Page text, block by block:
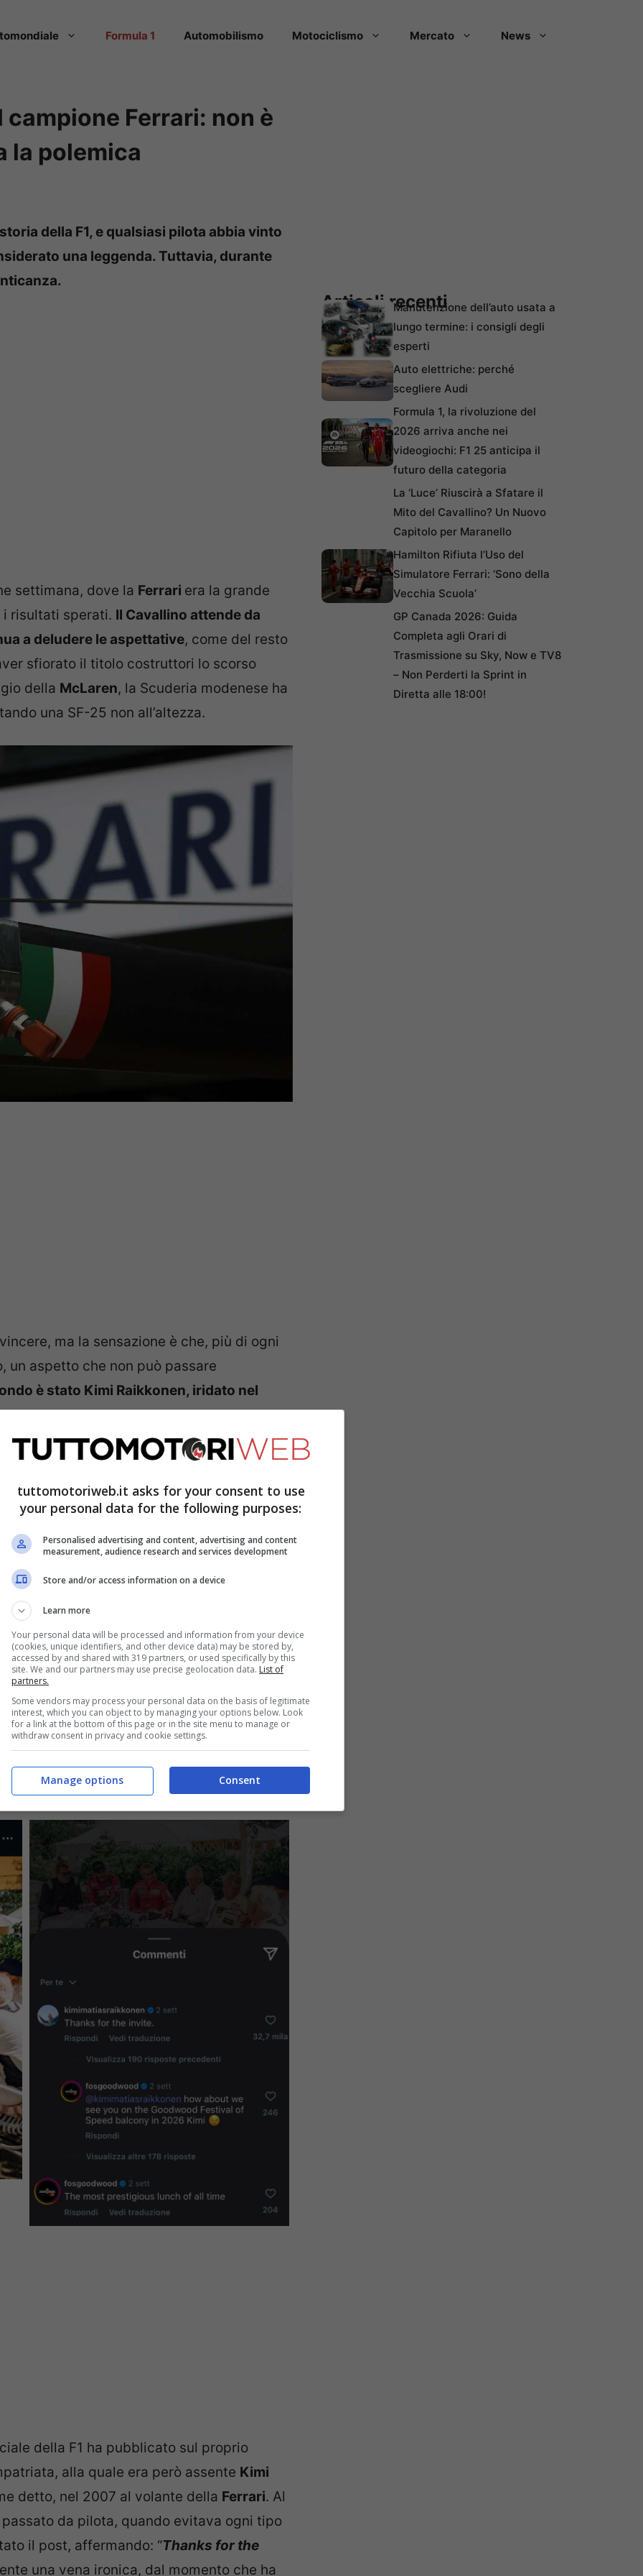
Formula 1 Automobilismo Motociclismo Mercato News
campione Ferrari: non è
la polemica
della F1, e qualsiasi pilota abbia vinto
una leggenda. Tuttavia, durante
settimana, dove la Ferrari era la grande
risultati sperati. Il Cavallino attende da
a deludere le aspettative, come del resto
sfiorato il titolo costruttori lo scorso
della McLaren, la Scuderia modenese ha
una SF-25 non all’altezza.
ma la sensazione è che, più di ogni
un aspetto che non può passare
è stato Kimi Raikkonen, iridato nel
a continuare ancora a lungo, dal
di certo in grado di poter competere per il
Raikkonen, qualche settimana fa, si è
è stato invitato a
una splendida manifestazione nel cuore
Festival of Speed. Qui è possibile ammirare
del motorsport, che si esibiscono
troviamo anche personaggi leggendari.
un vero e proprio tavolo di leggende della
infatti ben 14 campioni del mondo
Stewart
della F1 ha pubblicato sul proprio
alla quale era però assente Kimi
detto, nel 2007 al volante della Ferrari. Al
da pilota, quando evitava ogni tipo
il post, affermando: “Thanks for the
una vena ironica, dal momento che ha
Articoli recentiManutenzione dell’auto usata a
lungo termine: i consigli degli
esperti
Auto elettriche: perché
scegliere Audi
Formula 1, la rivoluzione del
2026 arriva anche nei
videogiochi: F1 25 anticipa il
futuro della categoria
La ‘Luce’ Riuscirà a Sfatare il
Mito del Cavallino? Un Nuovo
Capitolo per Maranello
Hamilton Rifiuta l’Uso del
Simulatore Ferrari: ‘Sono della
Vecchia Scuola’
GP Canada 2026: Guida
Completa agli Orari di
Trasmissione su Sky, Now e TV8
– Non Perderti la Sprint in
Diretta alle 18:00!
tuttomotoriweb.it asks for your consent to use
your personal data for the following purposes:
Personalised advertising and content, advertising and content
measurement, audience research and services development
Store and/or access information on a device
Learn more
Your personal data will be processed and information from your device
(cookies, unique identifiers, and other device data) may be stored by,
accessed by and shared with 319 partners, or used specifically by this
site. We and our partners may use precise geolocation data. List of
partners.
Some vendors may process your personal data on the basis of legitimate
interest, which you can object to by managing your options below. Look
for a link at the bottom of this page or in the site menu to manage or
withdraw consent in privacy and cookie settings.
Consent
Manage options